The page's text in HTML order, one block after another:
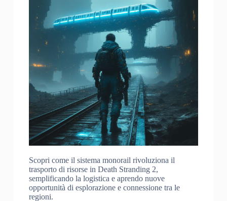
Scopri come il sistema monorail rivoluziona il
trasporto di risorse in Death Stranding 2,
semplificando la logistica e aprendo nuove
opportunità di esplorazione e connessione tra le
regioni.